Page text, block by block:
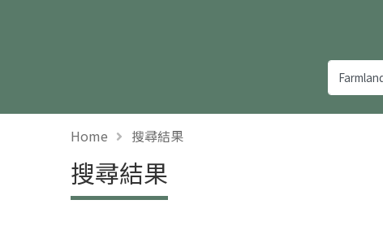
Home 搜尋結果
搜尋結果